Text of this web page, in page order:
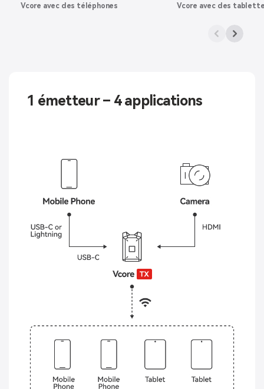
Vcore avec des téléphones Vcore avec des
1 émetteur – 4 applications